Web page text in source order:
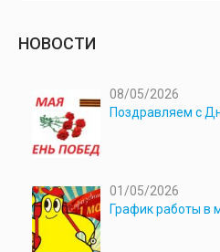
НОВОСТИ
08/05/2026
Поздравляем с
01/05/2026
График работы в